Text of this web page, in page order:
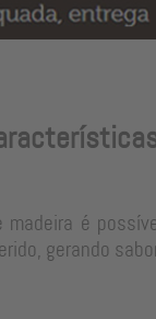
é
gerando